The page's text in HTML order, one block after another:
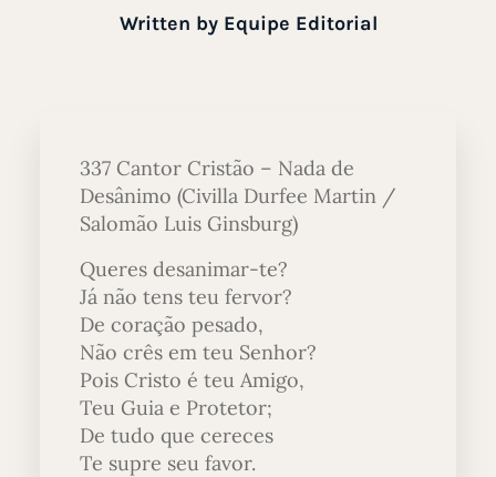
Written byEquipe Editorial
337 Cantor Cristão – Nada de
Desânimo (Civilla Durfee Martin /
Salomão Luis Ginsburg)
Queres desanimar-te?
Já não tens teu fervor?
De coração pesado,
Não crês em teu Senhor?
Pois Cristo é teu Amigo,
Teu Guia e Protetor;
De tudo que cereces
Te supre seu favor.